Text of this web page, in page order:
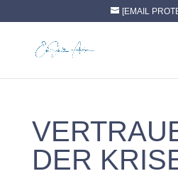
// Fall back to a local copy of
[EMAIL
DER